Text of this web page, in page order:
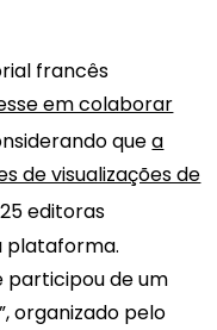
francês
em colaborar
quea
de visualizações de
editoras
plataforma.
participou de um
organizado pelo